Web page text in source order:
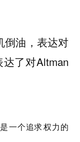
倒油，表达对
了对Altman
一个追求权力的